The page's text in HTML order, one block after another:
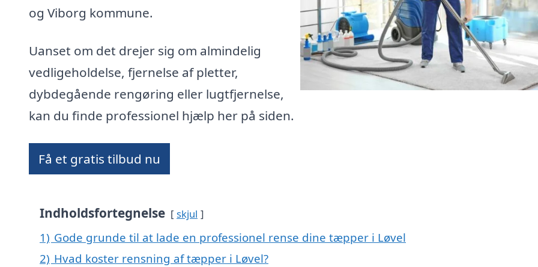
og Viborg kommune.
Uanset om det drejer sig om almindelig
vedligeholdelse, fjernelse af pletter,
dybdegående rengøring eller lugtfjernelse,
kan du finde professionel hjælp her på siden.
Få et gratis tilbud nu
Indholdsfortegnelse skjul
1) Gode grunde til at lade en professionel rense dine tæpper i Løvel
2) Hvad koster rensning af tæpper i Løvel?